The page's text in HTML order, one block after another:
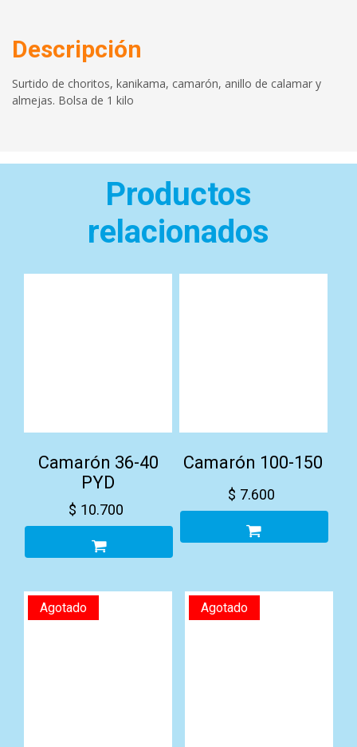
Descripción
Surtido de choritos, kanikama, camarón, anillo de calamar y
almejas. Bolsa de 1 kilo
Productos
relacionados
Camarón 36-40
PYD
$ 10.700
Camarón 100-150
$ 7.600
Agotado Agotado